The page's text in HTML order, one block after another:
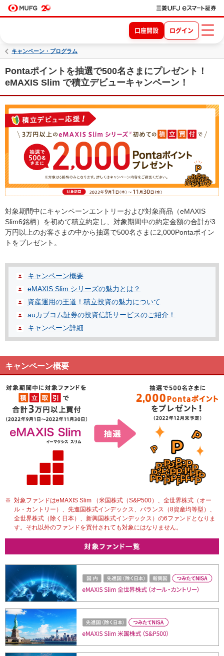
口座開設 ログイン
キャンペーン・プログラム
Pontaポイントを抽選で500名さまにプレゼント！
eMAXIS Slim で積立デビューキャンペーン！
対象期間中にキャンペーンエントリーおよび対象商品（eMAXIS
Slim6銘柄）を初めて積立約定し、対象期間中の約定金額の合計が3
万円以上のお客さまの中から抽選で500名さまに2,000Pontaポイン
トをプレゼント。
キャンペーン概要
eMAXIS Slim シリーズの魅力とは？
資産運用の王道！積立投資の魅力について
auカブコム証券の投資信託サービスのご紹介！
キャンペーン詳細
キャンペーン概要
※ 対象ファンドはeMAXIS Slim （米国株式（S&P500）、全世界株式（オー
ル・カントリー）、先進国株式インデックス、バランス（8資産均等型）、
全世界株式（除く日本）、新興国株式インデックス）の6ファンドとなりま
す。それ以外のファンドを買付されても対象にはなりません。